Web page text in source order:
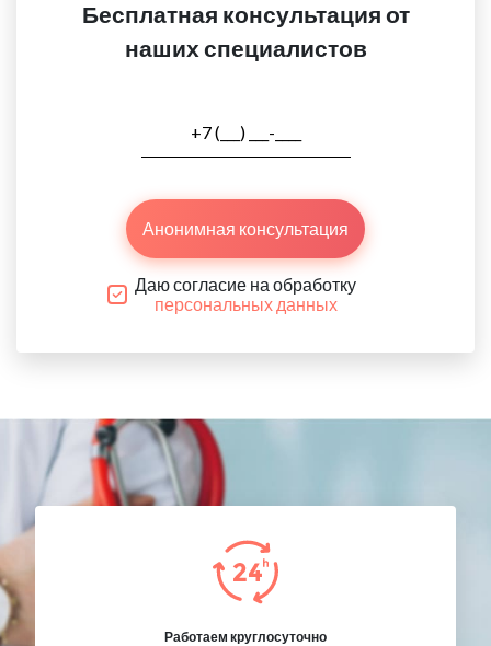
Бесплатная консультация от
наших специалистов
Анонимная консультация
Даю согласие на обработку
персональных данных
Работаем круглосуточно